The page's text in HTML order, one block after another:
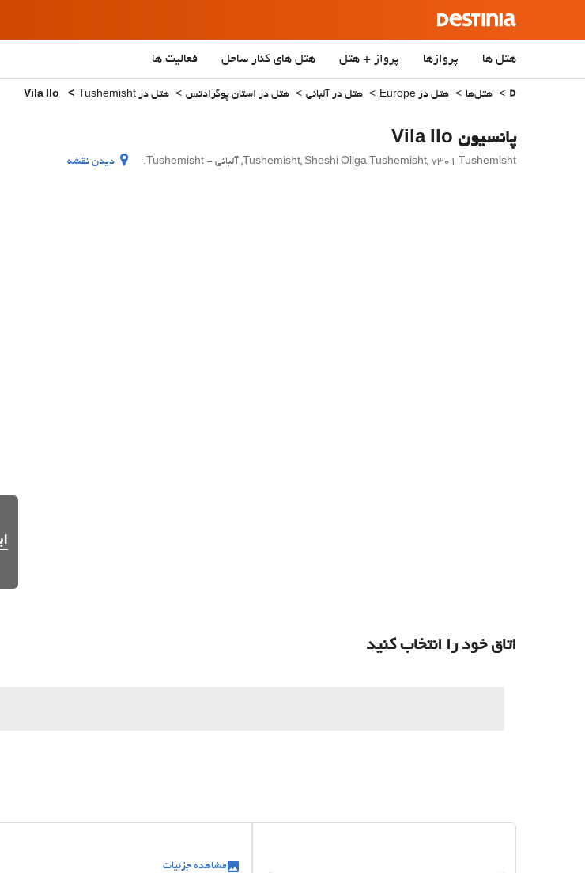
هتل ها پروازها پرواز + هتل هتل‌ های کنار ساحل فعالیت ها
هتل‌ها هتل در Europe هتل در آلبانی هتل در استان پوگرادتس هتل در Tushemisht
پانسیون Vila Ilo
Tushemisht, Sheshi Ollga Tushemisht, 7301 Tushemisht, آلبانی - Tushemisht. دیدن نقشه
این
اتاق خود را انتخاب کنید
مشاهده جزئیات